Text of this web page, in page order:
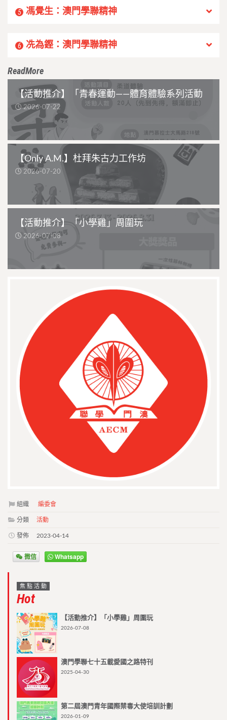
5 馮覺生：澳門學聯精神
6 冼為鏗：澳門學聯精神
ReadMore
【活動推介】「青春運動——體育體驗系列活動
2026-07-22
【Only A.M.】杜拜朱古力工作坊
2026-07-20
【活動推介】「小學雞」周圍玩
2026-07-08
組織 編委會
分類 活動
發佈 2023-04-14
微信 Whatsapp
焦點活動
Hot
【活動推介】「小學雞」周圍玩
2026-07-08
澳門學聯七十五載愛國之路特刊
2025-04-30
第二屆澳門青年國際禁毒大使培訓計劃
2026-01-09